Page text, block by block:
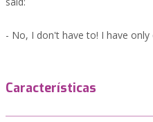
- No, I don't have to! I have
Características